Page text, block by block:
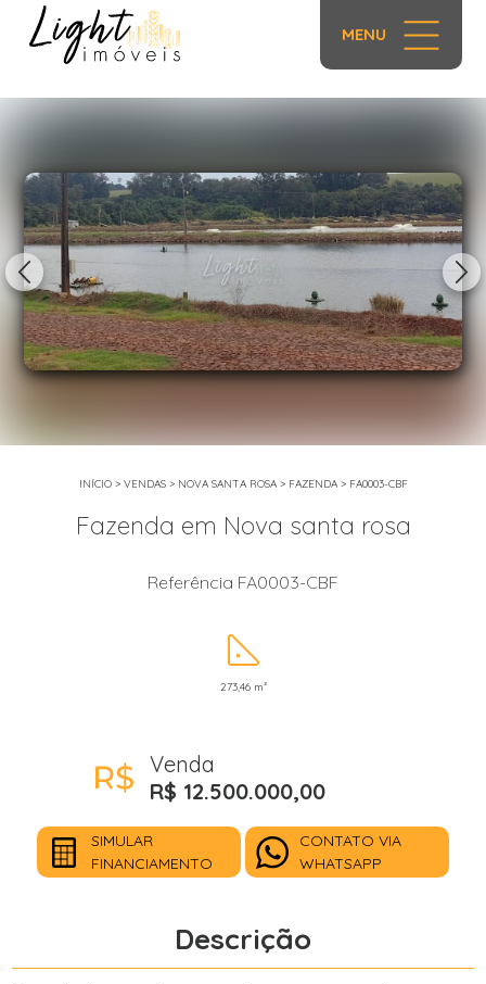
MENU
INÍCIO> VENDAS> NOVA SANTA ROSA> FAZENDA> FA0003-CBF
Fazenda em Nova santa rosa
Referência FA0003-CBF
273,46 m²
Venda
R$ 12.500.000,00
SIMULAR
FINANCIAMENTO
CONTATO VIA
WHATSAPP
Descrição